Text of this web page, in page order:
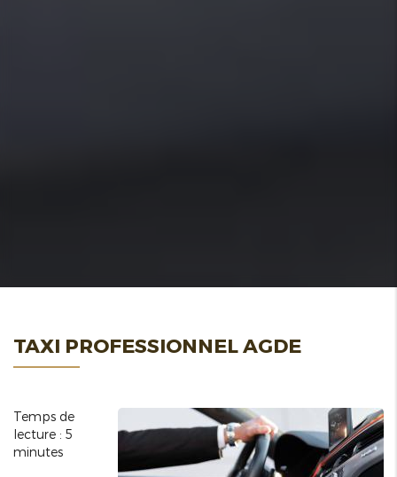
TAXI PROFESSIONNEL AGDE
Temps de
lecture : 5
minutes